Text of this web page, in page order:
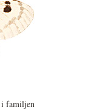
familjen